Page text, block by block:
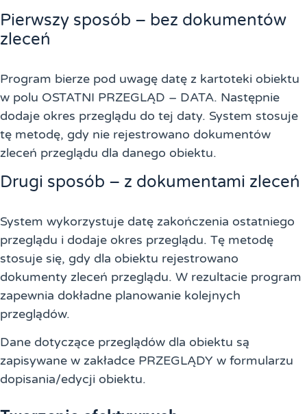
Pierwszy sposób – bez dokumentów
zleceń
Program bierze pod uwagę datę z kartoteki obiektu
w polu OSTATNI PRZEGLĄD – DATA. Następnie
dodaje okres przeglądu do tej daty. System stosuje
tę metodę, gdy nie rejestrowano dokumentów
zleceń przeglądu dla danego obiektu.
Drugi sposób – z dokumentami zleceń
System wykorzystuje datę zakończenia ostatniego
przeglądu i dodaje okres przeglądu. Tę metodę
stosuje się, gdy dla obiektu rejestrowano
dokumenty zleceń przeglądu. W rezultacie program
zapewnia dokładne planowanie kolejnych
przeglądów.
Dane dotyczące przeglądów dla obiektu są
zapisywane w zakładce PRZEGLĄDY w formularzu
dopisania/edycji obiektu.